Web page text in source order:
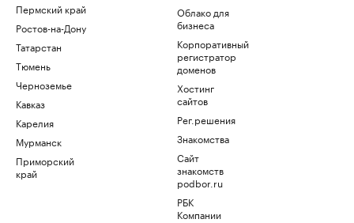
Пермский край
Ростов-на-Дону
Татарстан
Тюмень
Черноземье
Кавказ
Карелия
Мурманск
Приморский
край
Облако для
бизнеса
Корпоративный
регистратор
доменов
Хостинг
сайтов
Рег.решения
Знакомства
Сайт
знакомств
podbor.ru
РБК
Компании